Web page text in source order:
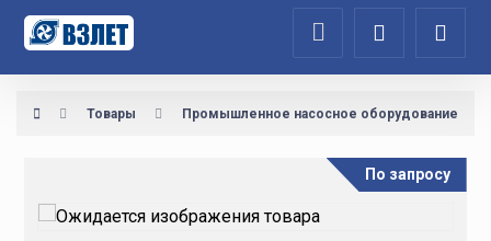
Товары Промышленное насосное оборудование
По запросу